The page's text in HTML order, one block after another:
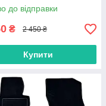
до відправки
₴ 2 450 ₴
Купити